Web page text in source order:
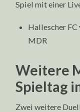
Spiel mit einer
Hallescher FC
MDR
Weitere
Spieltag
Zwei weitere